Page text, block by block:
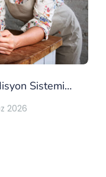
Sistemi…
2026